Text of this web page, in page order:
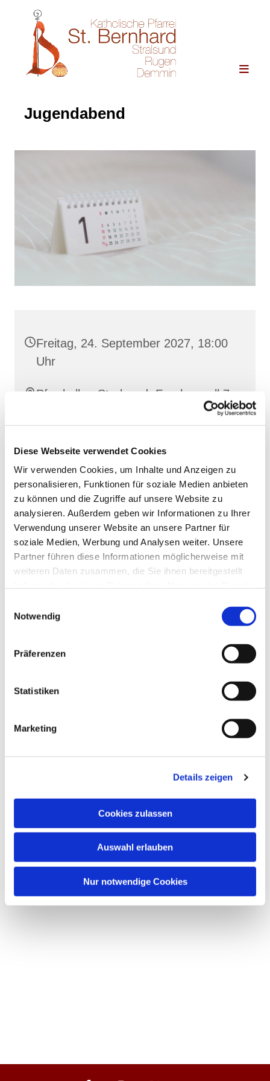
Diese Webseite verwendet Cookies
Wir verwenden Cookies, um Inhalte und Anzeigen zu
personalisieren, Funktionen für soziale Medien anbieten
zu können und die Zugriffe auf unsere Website zu
analysieren. Außerdem geben wir Informationen zu Ihrer
Verwendung unserer Website an unsere Partner für
soziale Medien, Werbung und Analysen weiter. Unsere
Partner führen diese Informationen möglicherweise mit
weiteren Daten zusammen, die Sie ihnen bereitgestellt
Notwendig
Präferenzen
Statistiken
Marketing
Details zeigen
Cookies zulassen
Auswahl erlauben
Nur notwendige Cookies
Jugendabend
Freitag, 24. September 2027, 18:00
Uhr
Pfarrkeller, Stralsund, Frankenwall 7,